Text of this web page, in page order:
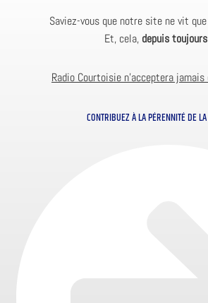
Saviez-vous que notre site ne vit
Et, cela, depuis
Radio Courtoisie n’acceptera
CONTRIBUEZ À LA PÉRENNITÉ DE